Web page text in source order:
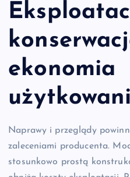
ekonomia
Naprawy i przeglądy
zaleceniami producenta.
stosunkowo prostą